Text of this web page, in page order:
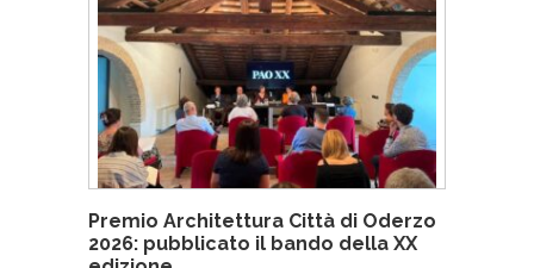
Premio Architettura Città di Oderzo
2026: pubblicato il bando della XX